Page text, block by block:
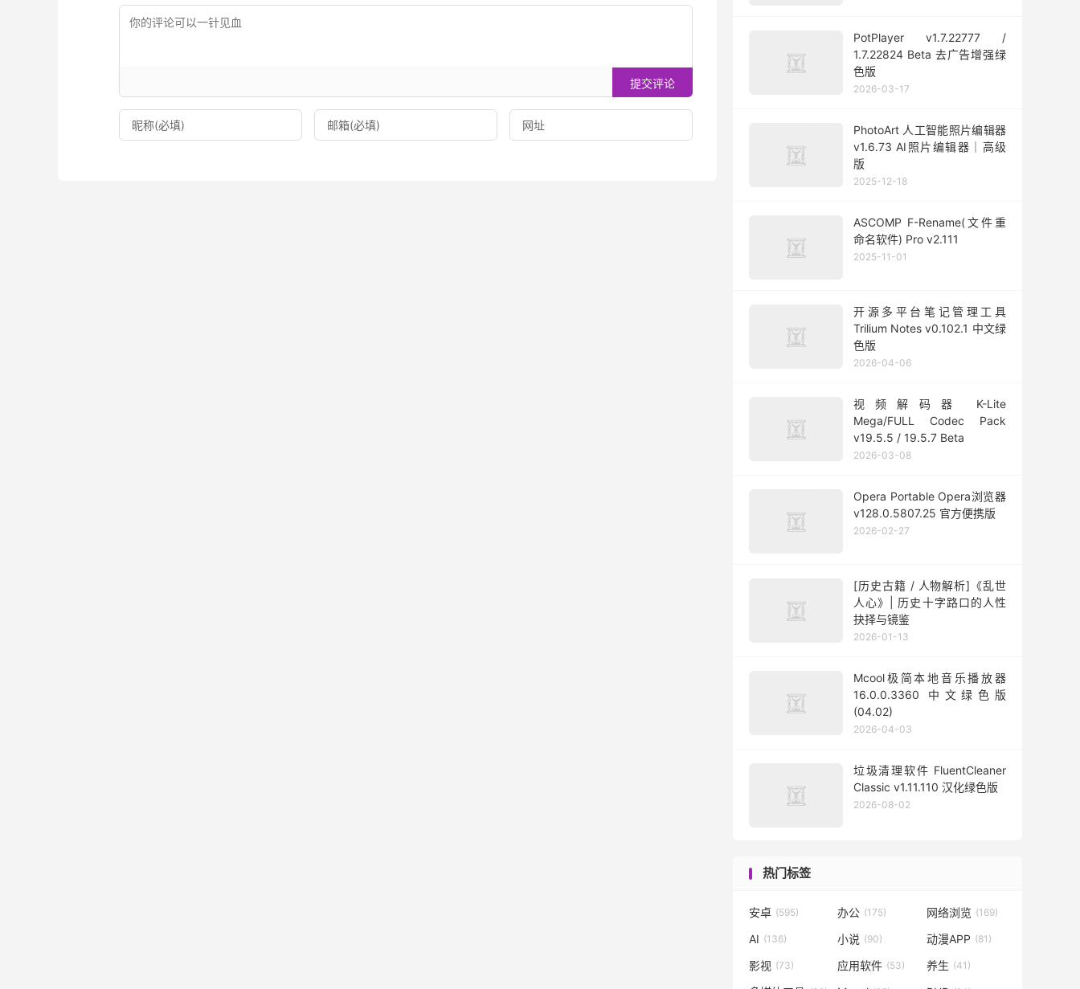
提交评论
PotPlayer v1.7.22777 /
1.7.22824 Beta 去广告增强绿
色版
2026-03-17
PhotoArt 人工智能照片编辑器
v1.6.73 AI照片编辑器｜高级
版
2025-12-18
ASCOMP F-Rename(文件重
命名软件) Pro v2.111
2025-11-01
开源多平台笔记管理工具
Trilium Notes v0.102.1 中文绿
色版
2026-04-06
视频解码器 K-Lite
Mega/FULL Codec Pack
v19.5.5 / 19.5.7 Beta
2026-03-08
Opera Portable Opera浏览器
v128.0.5807.25 官方便携版
2026-02-27
[历史古籍 / 人物解析]《乱世
人心》| 历史十字路口的人性
抉择与镜鉴
2026-01-13
Mcool极简本地音乐播放器
16.0.0.3360 中文绿色版
(04.02)
2026-04-03
垃圾清理软件 FluentCleaner
Classic v1.11.110 汉化绿色版
2026-08-02
热门标签
安卓 (595) 办公 (175) 网络浏览 (169)
AI (136) 小说 (90) 动漫APP (81)
影视 (73) 应用软件 (53) 养生 (41)